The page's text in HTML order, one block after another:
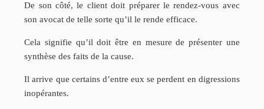
De son côté, le client doit préparer le rendez-vous avec
son avocat de telle sorte qu’il le rende efficace.
Cela signifie qu’il doit être en mesure de présenter une
synthèse des faits de la cause.
Il arrive que certains d’entre eux se perdent en digressions
inopérantes.